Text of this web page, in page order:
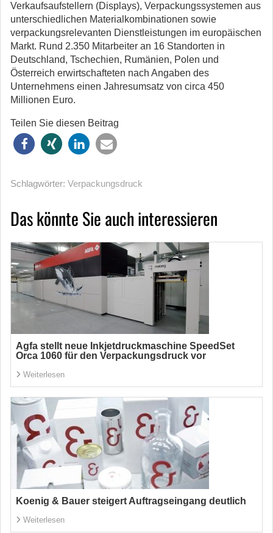
Verkaufsaufstellern (Displays), Verpackungssystemen aus
unterschiedlichen Materialkombinationen sowie
verpackungsrelevanten Dienstleistungen im europäischen
Markt. Rund 2.350 Mitarbeiter an 16 Standorten in
Deutschland, Tschechien, Rumänien, Polen und
Österreich erwirtschafteten nach Angaben des
Unternehmens einen Jahresumsatz von circa 450
Millionen Euro.
Teilen Sie diesen Beitrag
Schlagwörter: Verpackungsdruck
Das könnte Sie auch interessieren
Agfa stellt neue Inkjetdruckmaschine SpeedSet
Orca 1060 für den Verpackungsdruck vor
Weiterlesen
Koenig & Bauer steigert Auftragseingang deutlich
Weiterlesen